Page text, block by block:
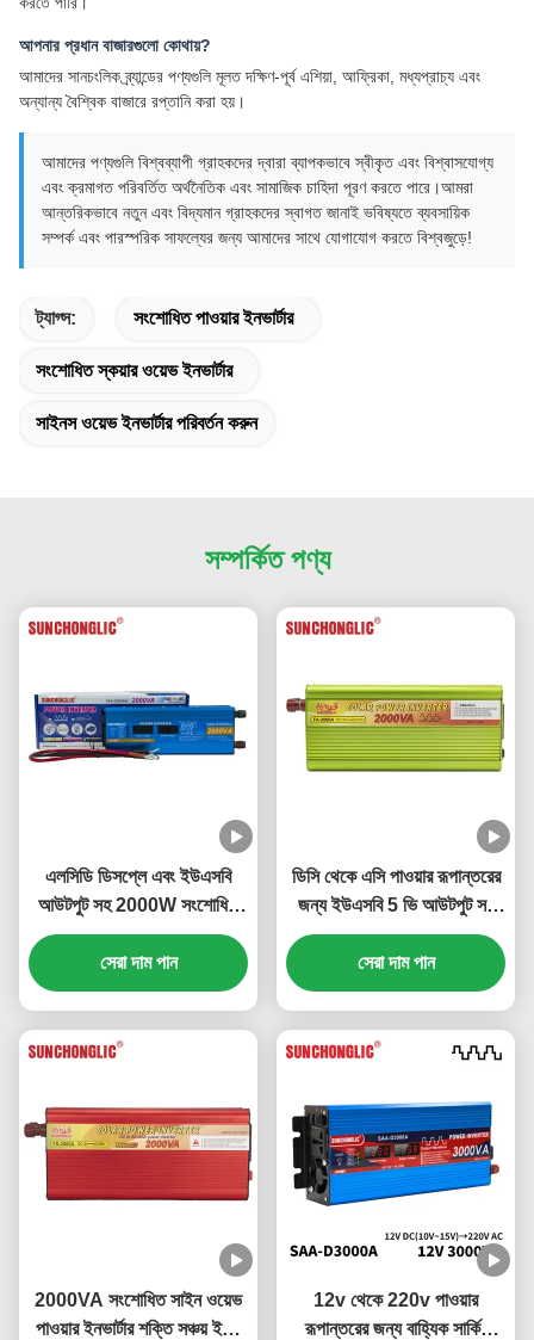
আপনার প্রধান বাজারগুলো কোথায়?
আমাদের সানচংলিক ব্র্যান্ডের পণ্যগুলি মূলত দক্ষিণ-পূর্ব এশিয়া, আফ্রিকা, মধ্যপ্রাচ্য এবং
অন্যান্য বৈশ্বিক বাজারে রপ্তানি করা হয়।
আমাদের পণ্যগুলি বিশ্বব্যাপী গ্রাহকদের দ্বারা ব্যাপকভাবে স্বীকৃত এবং বিশ্বাসযোগ্য
এবং ক্রমাগত পরিবর্তিত অর্থনৈতিক এবং সামাজিক চাহিদা পূরণ করতে পারে।আমরা
আন্তরিকভাবে নতুন এবং বিদ্যমান গ্রাহকদের স্বাগত জানাই ভবিষ্যতে ব্যবসায়িক
সম্পর্ক এবং পারস্পরিক সাফল্যের জন্য আমাদের সাথে যোগাযোগ করতে বিশ্বজুড়ে!
ট্যাগ্স: সংশোধিত পাওয়ার ইনভার্টার
সংশোধিত স্কয়ার ওয়েভ ইনভার্টার
সাইনস ওয়েভ ইনভার্টার পরিবর্তন করুন
সম্পর্কিত পণ্য
এলসিডি ডিসপ্লে এবং ইউএসবি
আউটপুট সহ 2000W সংশোধিত
সাইন ওয়েভ পাওয়ার ইনভার্টার ডিসি
12 ভি থেকে এসি 220 ভি
সেরা দাম পান
ডিসি থেকে এসি পাওয়ার রূপান্তরের
জন্য ইউএসবি 5 ভি আউটপুট সহ
2000 ভিএ সংশোধিত সাইন ওয়েভ
ইনভার্টার
সেরা দাম পান
2000VA সংশোধিত সাইন ওয়েভ
পাওয়ার ইনভার্টার শক্তি সঞ্চয় ইকো
12v থেকে 220v পাওয়ার
রূপান্তরের জন্য বাহ্যিক সার্কিট